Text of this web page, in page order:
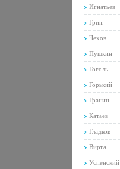
Игнатьев
Грин
Чехов
Пушкин
Гоголь
Горький
Гранин
Катаев
Гладков
Вирта
Успенский